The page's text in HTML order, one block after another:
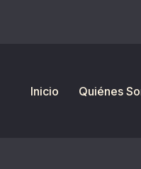
Inicio
Quiénes